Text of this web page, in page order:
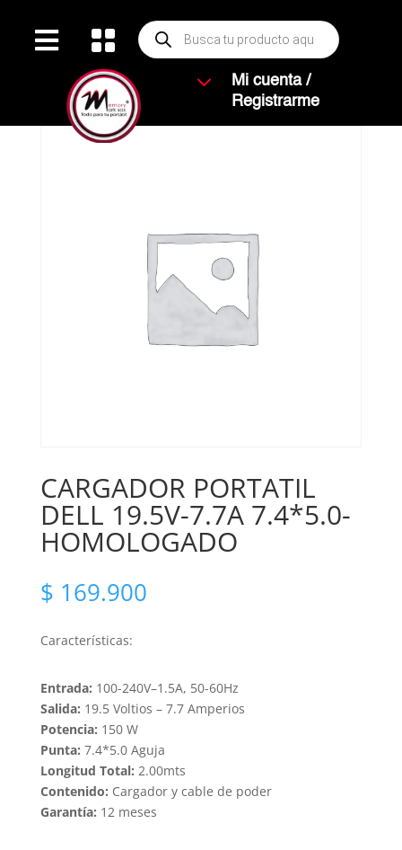
  Búsqueda
de
productos
3
Mi cuenta /
Registrarme
CARGADOR PORTATIL
DELL 19.5V-7.7A 7.4*5.0-
HOMOLOGADO
$ 169.900
Características:
Entrada: 100-240V–1.5A, 50-60Hz
Salida: 19.5 Voltios – 7.7 Amperios
Potencia: 150 W
Punta: 7.4*5.0 Aguja
Longitud Total: 2.00mts
Contenido: Cargador y cable de poder
Garantía: 12 meses